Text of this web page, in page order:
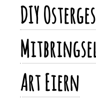
k
DIY
Art Eiern